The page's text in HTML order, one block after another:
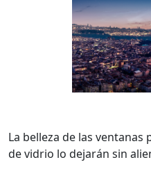
La belleza de las ventanas
de vidrio lo dejarán sin